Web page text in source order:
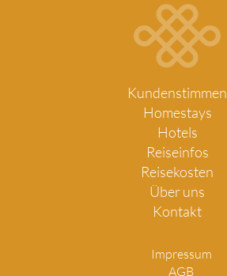
Kundenstimmen
Homestays
Hotels
Reiseinfos
Reisekosten
Über uns
Kontakt
Impressum
AGB